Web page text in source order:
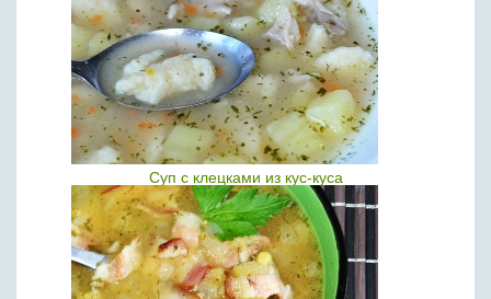
Суп с клецками из кус-куса